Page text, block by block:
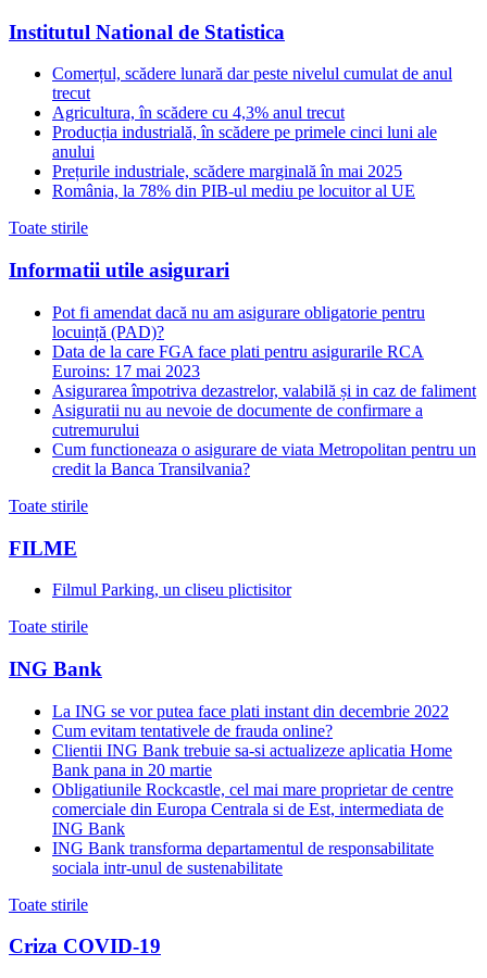
Institutul National de Statistica
Comerțul, scădere lunară dar peste nivelul cumulat de anul
trecut
Agricultura, în scădere cu 4,3% anul trecut
Producția industrială, în scădere pe primele cinci luni ale
anului
Prețurile industriale, scădere marginală în mai 2025
România, la 78% din PIB-ul mediu pe locuitor al UE
Toate stirile
Informatii utile asigurari
Pot fi amendat dacă nu am asigurare obligatorie pentru
locuință (PAD)?
Data de la care FGA face plati pentru asigurarile RCA
Euroins: 17 mai 2023
Asigurarea împotriva dezastrelor, valabilă și in caz de faliment
Asiguratii nu au nevoie de documente de confirmare a
cutremurului
Cum functioneaza o asigurare de viata Metropolitan pentru un
credit la Banca Transilvania?
Toate stirile
FILME
Filmul Parking, un cliseu plictisitor
Toate stirile
ING Bank
La ING se vor putea face plati instant din decembrie 2022
Cum evitam tentativele de frauda online?
Clientii ING Bank trebuie sa-si actualizeze aplicatia Home
Bank pana in 20 martie
Obligatiunile Rockcastle, cel mai mare proprietar de centre
comerciale din Europa Centrala si de Est, intermediata de
ING Bank
ING Bank transforma departamentul de responsabilitate
sociala intr-unul de sustenabilitate
Toate stirile
Criza COVID-19